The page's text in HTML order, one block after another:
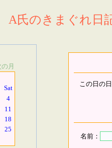
A氏のきまぐれ日
の月
Sat
4
11
18
25
この日の
名前：